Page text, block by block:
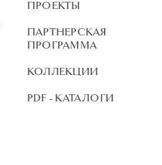
ПРОЕКТЫ
ПАРТНЕРСКАЯ
ПРОГРАММА
КОЛЛЕКЦИИ
PDF - КАТАЛОГИ